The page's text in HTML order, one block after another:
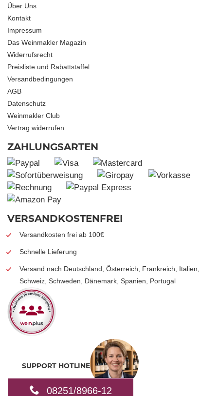
Über Uns
Kontakt
Impressum
Das Weinmakler Magazin
Widerrufsrecht
Preisliste und Rabattstaffel
Versandbedingungen
AGB
Datenschutz
Weinmakler Club
Vertrag widerrufen
ZAHLUNGSARTEN
VERSANDKOSTENFREI
Versandkosten frei ab 100€
Schnelle Lieferung
Versand nach Deutschland, Österreich, Frankreich, Italien,
Schweiz, Schweden, Dänemark, Spanien, Portugal
SUPPORT HOTLINE
08251/8966-12